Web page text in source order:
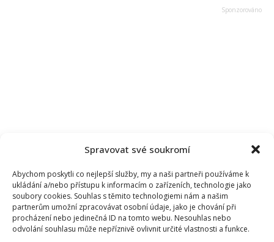
Spravovat své soukromí
Abychom poskytli co nejlepší služby, my a naši partneři používáme k
ukládání a/nebo přístupu k informacím o zařízeních, technologie jako
soubory cookies. Souhlas s těmito technologiemi nám a našim
partnerům umožní zpracovávat osobní údaje, jako je chování při
procházení nebo jedinečná ID na tomto webu. Nesouhlas nebo
odvolání souhlasu může nepříznivě ovlivnit určité vlastnosti a funkce.